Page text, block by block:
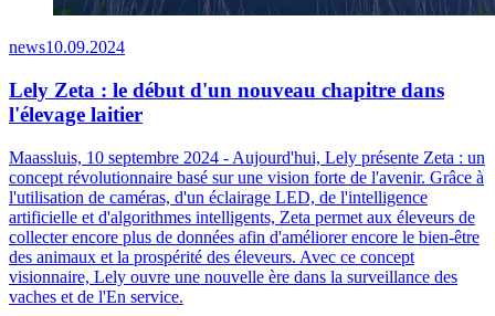
news10.09.2024
Lely Zeta : le début d'un nouveau chapitre dans
l'élevage laitier
Maassluis, 10 septembre 2024 - Aujourd'hui, Lely présente Zeta : un
concept révolutionnaire basé sur une vision forte de l'avenir. Grâce à
l'utilisation de caméras, d'un éclairage LED, de l'intelligence
artificielle et d'algorithmes intelligents, Zeta permet aux éleveurs de
collecter encore plus de données afin d'améliorer encore le bien-être
des animaux et la prospérité des éleveurs. Avec ce concept
visionnaire, Lely ouvre une nouvelle ère dans la surveillance des
vaches et de l'En service.